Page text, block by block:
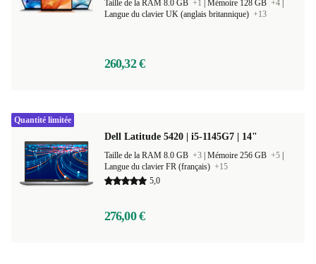
Taille de la RAM 8.0 GB +1 Mémoire 128 GB +4
Langue du clavier UK (anglais britannique) +13
260,32 €
Dell Latitude 5420 | i5-1145G7 | 14"
Taille de la RAM 8.0 GB +3 Mémoire 256 GB +5
Langue du clavier FR (français) +15
5,0
276,00 €
Quantité limitée